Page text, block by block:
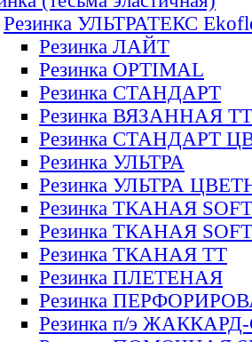
Резинка УЛЬТРАТЕКС
Резинка ЛАЙТ
Резинка OPTIMAL
Резинка СТАНДАРТ
Резинка ВЯЗАННАЯ ТТ
Резинка СТАНДАРТ
Резинка УЛЬТРА
Резинка УЛЬТРА
Резинка ТКАНАЯ SOFT
Резинка ТКАНАЯ
Резинка ТКАНАЯ ТТ
Резинка ПЛЕТЕНАЯ
Резинка
Резинка п/э